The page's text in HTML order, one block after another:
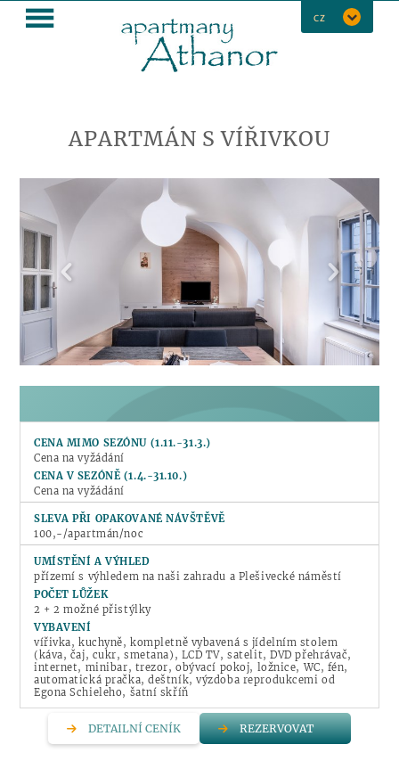
CZ
APARTMÁN S VÍŘIVKOU
CENA MIMO SEZÓNU (1.11.-31.3.)
Cena na vyžádání
CENA V SEZÓNĚ (1.4.-31.10.)
Cena na vyžádání
SLEVA PŘI OPAKOVANÉ NÁVŠTĚVĚ
100,-/apartmán/noc
UMÍSTĚNÍ A VÝHLED
přízemí s výhledem na naši zahradu a Plešivecké náměstí
POČET LŮŽEK
2 + 2 možné přistýlky
VYBAVENÍ
vířivka, kuchyně, kompletně vybavená s jídelním stolem
(káva, čaj, cukr, smetana), LCD TV, satelit, DVD přehrávač,
internet, minibar, trezor, obývací pokoj, ložnice, WC, fén,
automatická pračka, deštník, výzdoba reprodukcemi od
Egona Schieleho, šatní skříň
DETAILNÍ CENÍK REZERVOVAT